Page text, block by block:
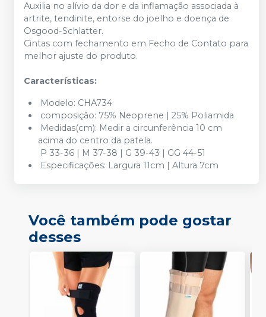
Auxilia no alívio da dor e da inflamação associada à
artrite, tendinite, entorse do joelho e doença de
Osgood-Schlatter.
Cintas com fechamento em Fecho de Contato para
melhor ajuste do produto.
Características:
Modelo: CHA734
composição: 75% Neoprene | 25% Poliamida
Medidas(cm): Medir a circunferência 10 cm
acima do centro da patela.
P 33-36 | M 37-38 | G 39-43 | GG 44-51
Especificações: Largura 11cm | Altura 7cm
Você também pode gostar
desses